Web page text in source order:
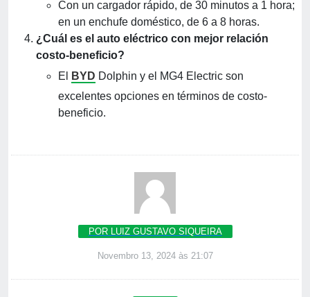
Con un cargador rápido, de 30 minutos a 1 hora;
en un enchufe doméstico, de 6 a 8 horas.
¿Cuál es el auto eléctrico con mejor relación
costo-beneficio?
El
BYD Dolphin y el MG4 Electric son
excelentes opciones en términos de costo-
beneficio.
POR LUIZ GUSTAVO SIQUEIRA
Novembro 13, 2024 às 21:07